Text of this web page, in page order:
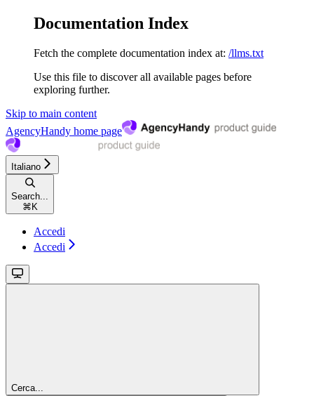
Documentation Index
Fetch the complete documentation index at: /llms.txt
Use this file to discover all available pages before
exploring further.
Skip to main content
AgencyHandy home page
Italiano
Search...
⌘ K
Accedi
Accedi
Cerca...